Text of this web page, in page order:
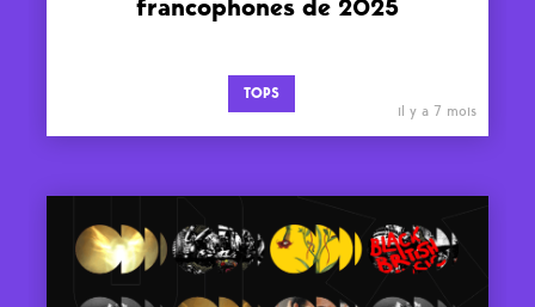
francophones de 2025
TOPS
il y a 7 mois